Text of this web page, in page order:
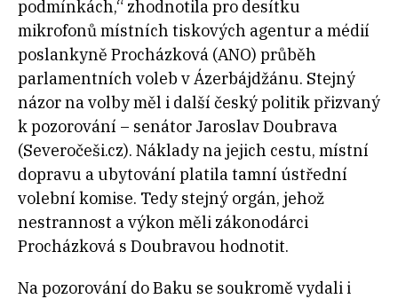
podmínkách,“ zhodnotila pro desítku
mikrofonů místních tiskových agentur a médií
poslankyně Procházková (ANO) průběh
parlamentních voleb v Ázerbájdžánu. Stejný
názor na volby měl i další český politik přizvaný
k pozorování – senátor Jaroslav Doubrava
(Severočeši.cz). Náklady na jejich cestu, místní
dopravu a ubytování platila tamní ústřední
volební komise. Tedy stejný orgán, jehož
nestrannost a výkon měli zákonodárci
Procházková s Doubravou hodnotit.
Na pozorování do Baku se soukromě vydali i